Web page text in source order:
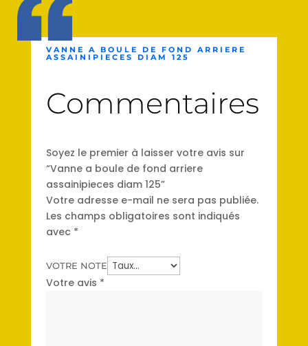
VANNE A BOULE DE FOND ARRIERE
ASSAINIPIECES DIAM 125
Commentaires
Soyez le premier à laisser votre avis sur
“Vanne a boule de fond arriere
assainipieces diam 125”
Votre adresse e-mail ne sera pas publiée.
Les champs obligatoires sont indiqués
avec *
VOTRE NOTE
Votre avis *